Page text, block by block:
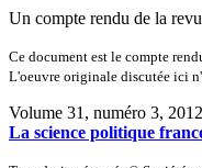
Un compte rendu de la
Ce document est le compte
L'oeuvre originale discutée ici
Volume 31, numéro 3, 2012
La science politique